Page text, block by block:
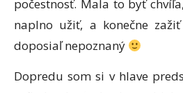
počestnosť. Mala to byť
naplno užiť, a konečne
doposiaľ nepoznaný
Dopredu som si v hlave